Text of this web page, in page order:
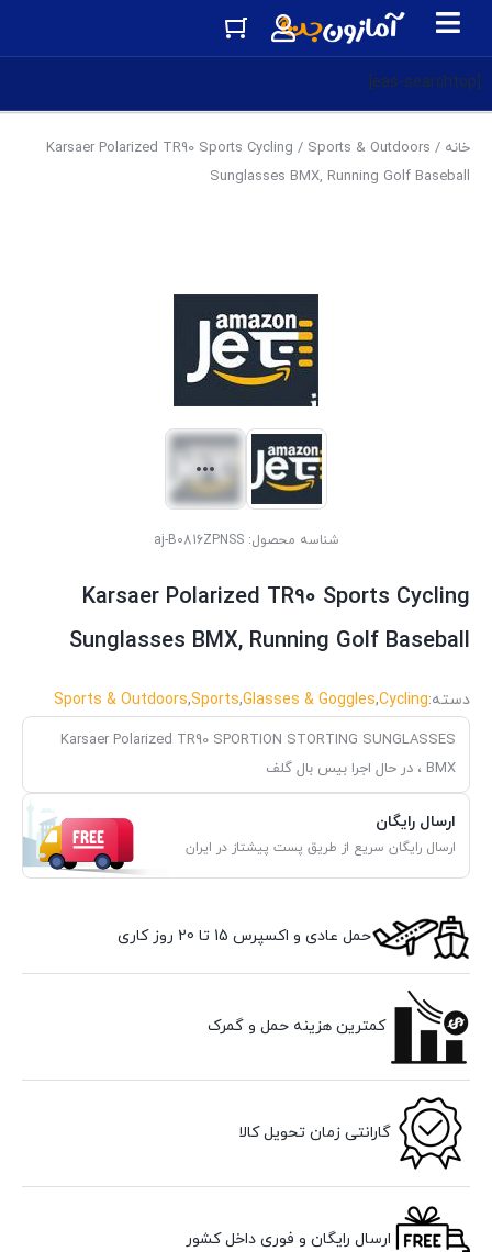
[eas-searchtop]
خانه /
Sports & Outdoors
/ Karsaer Polarized TR90 Sports Cycling
Sunglasses BMX, Running Golf Baseball
شناسه محصول:aj-B0816ZPNSS
Karsaer Polarized TR90 Sports Cycling
Sunglasses BMX, Running Golf Baseball
دسته:Cycling
,
Glasses & Goggles
,
Sports
,
Sports & Outdoors
Karsaer Polarized TR90 SPORTION STORTING SUNGLASSES
BMX ، در حال اجرا بیس بال گلف
ارسال رایگان
ارسال رایگان سریع از طریق پست پیشتاز در ایران
حمل عادی و اکسپرس 15 تا 20 روز کاری
کمترین هزینه حمل و گمرک
گارانتی زمان تحویل کالا
ارسال رایگان و فوری داخل کشور